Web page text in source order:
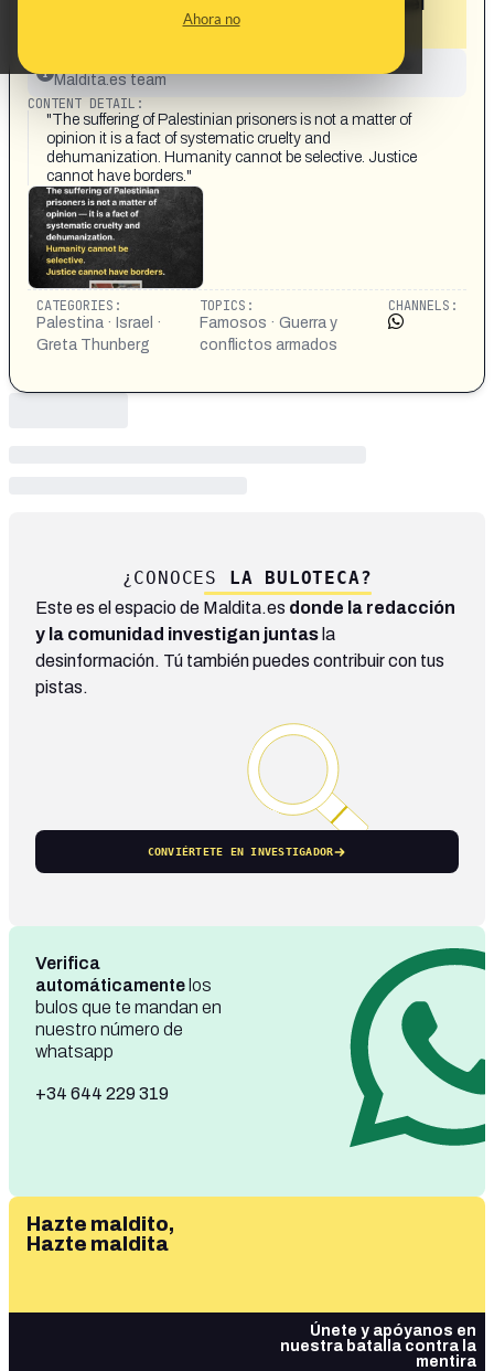
Ahora no
hacia los palestinos»
This content has not yet been investigated by the
Maldita.es team
CONTENT DETAIL:
"The suffering of Palestinian prisoners is not a matter of
opinion it is a fact of systematic cruelty and
dehumanization. Humanity cannot be selective. Justice
cannot have borders."
CATEGORIES:
Palestina · Israel ·
Greta Thunberg
TOPICS:
Famosos · Guerra y
conflictos armados
CHANNELS:
¿CONOCES LA BULOTECA?
Este es el espacio de Maldita.es donde la redacción
y la comunidad investigan juntas la
desinformación. Tú también puedes contribuir con tus
pistas.
CONVIÉRTETE EN INVESTIGADOR
Verifica
automáticamente los
bulos que te mandan en
nuestro número de
whatsapp
+34 644 229 319
Hazte maldito,
Hazte maldita
Únete y apóyanos en
nuestra batalla contra la
mentira